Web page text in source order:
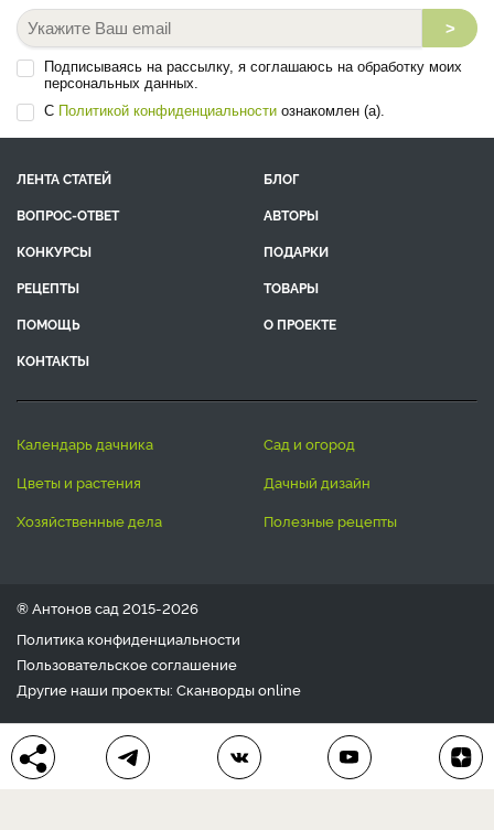
>
Подписываясь на рассылку, я соглашаюсь на обработку моих
персональных данных.
С Политикой конфиденциальности ознакомлен (а).
ЛЕНТА СТАТЕЙ
БЛОГ
ВОПРОС-ОТВЕТ
АВТОРЫ
КОНКУРСЫ
ПОДАРКИ
РЕЦЕПТЫ
ТОВАРЫ
ПОМОЩЬ
О ПРОЕКТЕ
КОНТАКТЫ
календарь дачника
сад и огород
цветы и растения
дачный дизайн
хозяйственные дела
полезные рецепты
® Антонов сад 2015-2026
Политика конфиденциальности
Пользовательское соглашение
Другие наши проекты: Сканвордыonline
Любое использование материала допускается только с
письменного согласия редакции